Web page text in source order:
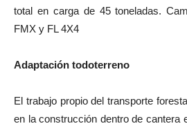
total en carga de 45 toneladas.
FMX y FL 4X4
Adaptación todoterreno
El trabajo propio del transporte
en la construcción dentro de cantera